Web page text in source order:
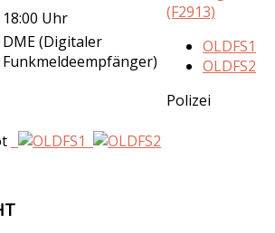
18:00 Uhr
DME (Digitaler
Funkmeldeempfänger)
(F2913)
OLDFS1
OLDFS2
Polizei